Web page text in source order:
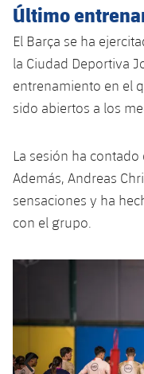
La Masia
Servicios
Accesibilidad
Instalaciones
SUB8 A
SUB8 B
Fotos
Historia
Palmarés
Fotos
Infantil A
Infantil B
Calendario
Entradas
Resultados
Fotos
Historia
Actualidad
Calendario
Resultados
Clasificaciones
Base
plusicon
más
Actualidad
Infantil
Alevín
Campus Verano
PLUSICON
MÁS
plusicon
más
Actualidad
Calendario
Entradas
Clasificaciones
Barça Atlètic
plusicon
Actualidad
Jugadores
Base
Barça C
Junior
PLUSICON
MÁS
Información
plusicon
más
Último
El Barça se ha
la Ciudad Deportiva
entrenamiento en el
sido abiertos a los
La sesión ha
Además, Andreas
sensaciones y ha
con el grupo.
Anterior
label.aria.chevronleft